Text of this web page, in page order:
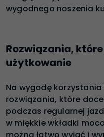
wygodnego noszenia
Rozwiązania,
użytkowanie
Na wygodę
rozwiązania, które
podczas regularnej
w miękkie wkładki
można łatwo wyjąć i